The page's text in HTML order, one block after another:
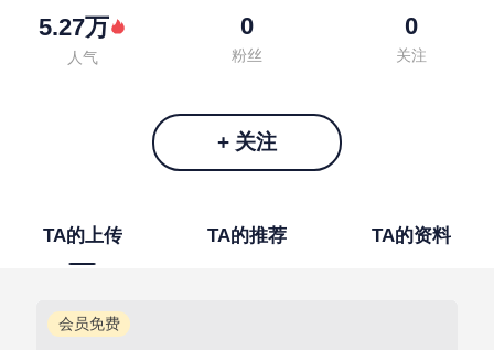
5.27万
人气
0
粉丝
0
关注
+ 关注
TA的上传 TA的推荐 TA的资料
会员免费